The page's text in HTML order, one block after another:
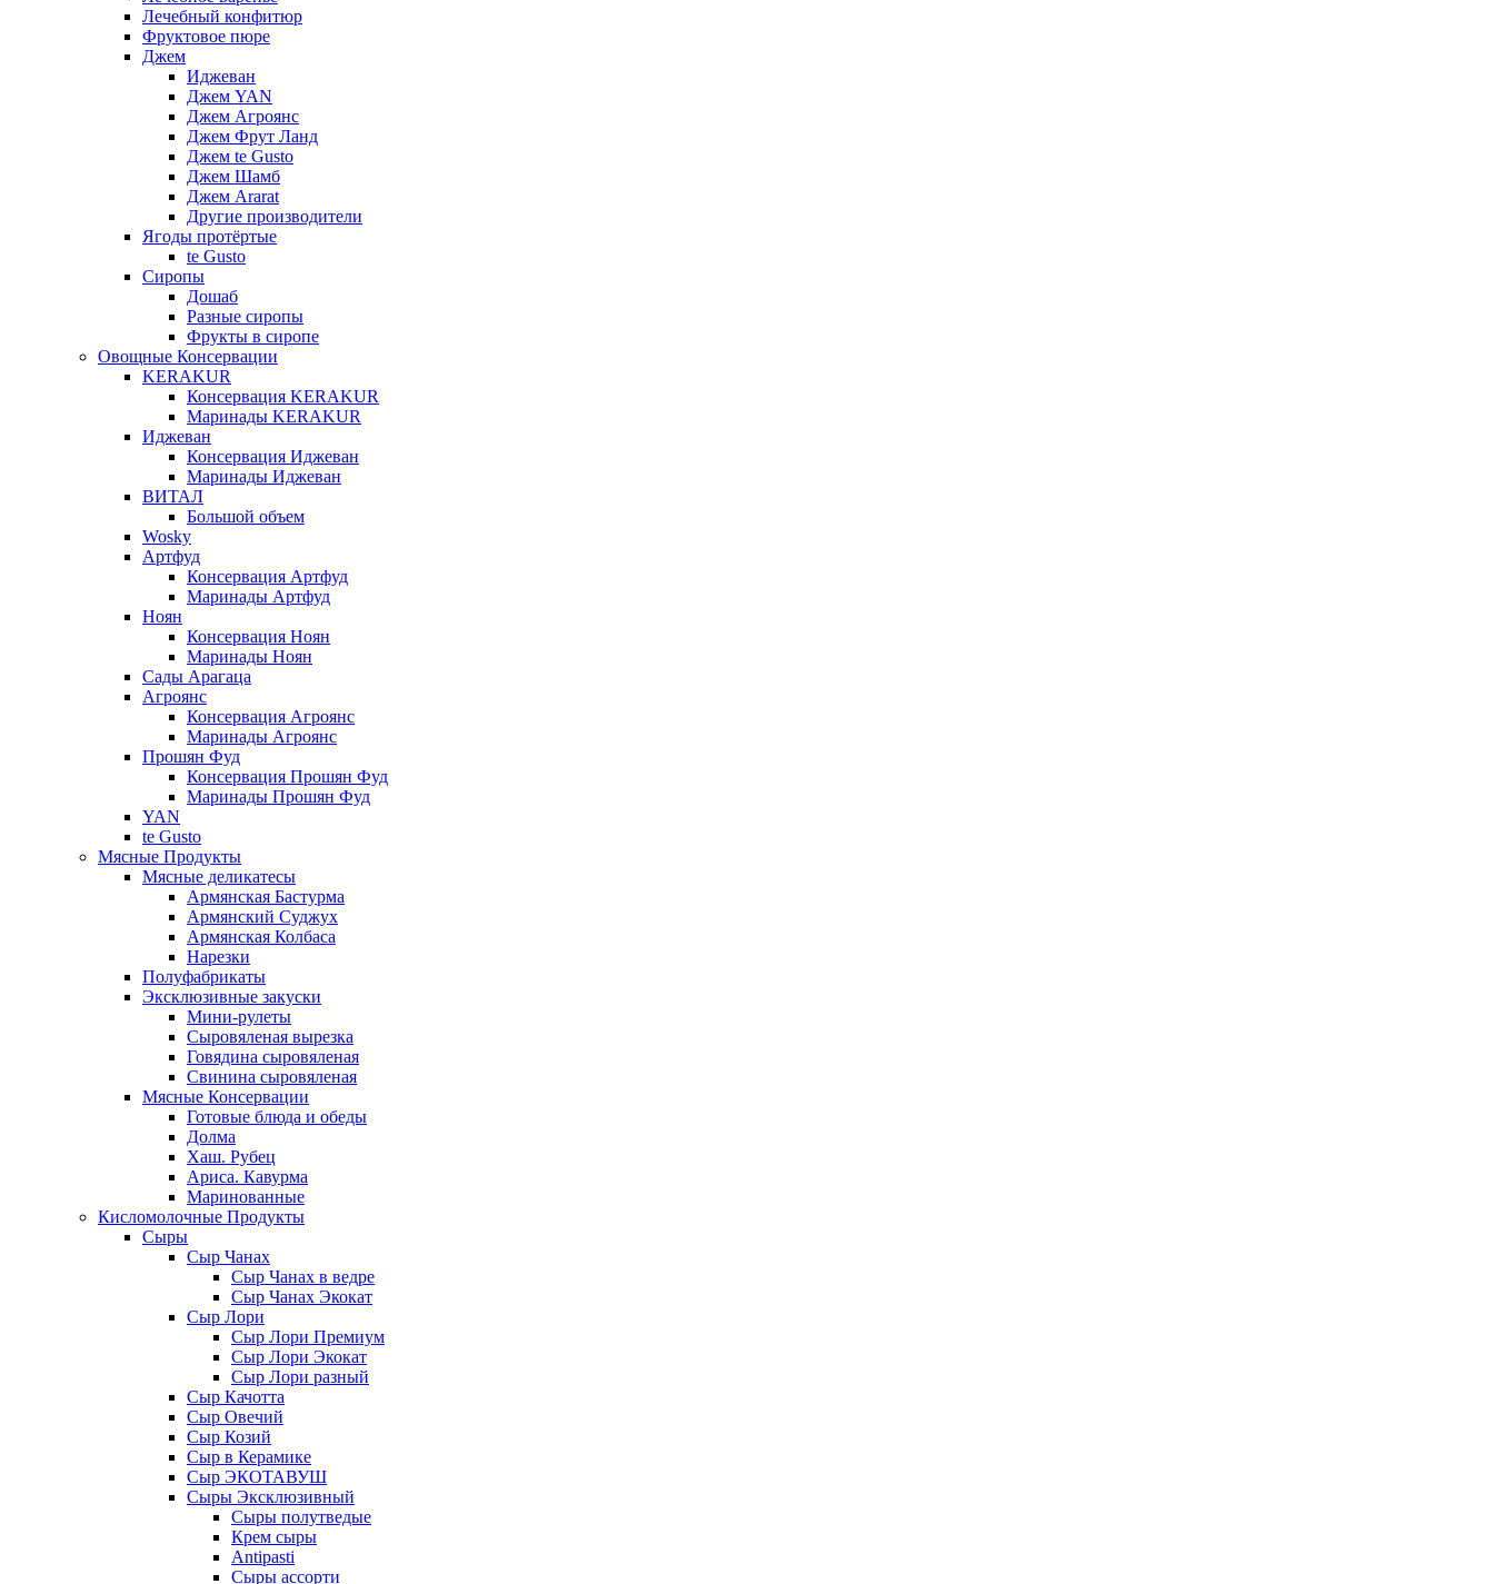
Лечебный конфитюр
Фруктовое пюре
Джем
Иджеван
Джем YAN
Джем Агроянс
Джем Фрут Ланд
Джем te Gusto
Джем Шамб
Джем Ararat
Другие производители
Ягоды протёртые
te Gusto
Сиропы
Дошаб
Разные сиропы
Фрукты в сиропе
Овощные Консервации
KERAKUR
Консервация KERAKUR
Маринады KERAKUR
Иджеван
Консервация Иджеван
Маринады Иджеван
ВИТАЛ
Большой объем
Wosky
Артфуд
Консервация Артфуд
Маринады Артфуд
Ноян
Консервация Ноян
Маринады Ноян
Сады Арагаца
Агроянс
Консервация Агроянс
Маринады Агроянс
Прошян Фуд
Консервация Прошян Фуд
Маринады Прошян Фуд
YAN
te Gusto
Мясные Продукты
Мясные деликатесы
Армянская Бастурма
Армянский Суджух
Армянская Колбаса
Нарезки
Полуфабрикаты
Эксклюзивные закуски
Мини-рулеты
Сыровяленая вырезка
Говядина сыровяленая
Свинина сыровяленая
Мясные Консервации
Готовые блюда и обеды
Долма
Хаш. Рубец
Ариса. Кавурма
Маринованные
Кисломолочные Продукты
Сыры
Сыр Чанах
Сыр Чанах в ведре
Сыр Чанах Экокат
Сыр Лори
Сыр Лори Премиум
Сыр Лори Экокат
Сыр Лори разный
Сыр Качотта
Сыр Овечий
Сыр Козий
Сыр в Керамике
Сыр ЭКОТАВУШ
Сыры Эксклюзивный
Сыры полутведые
Крем сыры
Antipasti
Сыры ассорти